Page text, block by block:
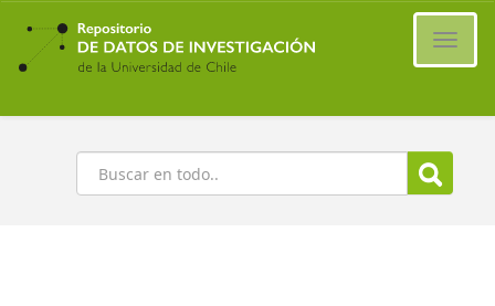
Ir
contenido
principal
Buscar